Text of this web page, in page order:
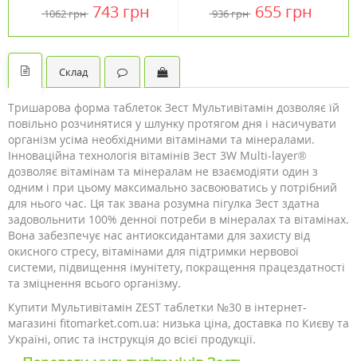
Кантрі Лайф / Country
1062 грн 743 грн
60 капсул ТМ Кантрі
936 грн 655 грн
Склад
Тришарова форма таблеток Зест Мультивітамін дозволяє їй
повільно розчинятися у шлунку протягом дня і насичувати
організм усіма необхідними вітамінами та мінералами.
Інноваційна технологія вітамінів Зест 3W Multi-layer®
дозволяє вітамінам та мінералам не взаємодіяти один з
одним і при цьому максимально засвоюватись у потрібний
для нього час. Ця так звана розумна пігулка Зест здатна
задовольнити 100% денної потреби в мінералах та вітамінах.
Вона забезпечує нас антиоксидантами для захисту від
окисного стресу, вітамінами для підтримки нервової
системи, підвищення імунітету, покращення працездатності
та зміцнення всього організму.
Купити Мультивітамін ZEST таблетки №30 в інтернет-
магазині fitomarket.com.ua: низька ціна, доставка по Києву та
Україні, опис та інструкція до всієї продукції.